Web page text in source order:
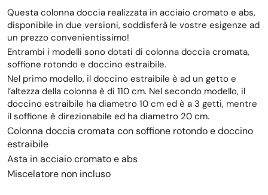
Questa colonna doccia realizzata in acciaio cromato e abs,
disponibile in due versioni, soddisferà le vostre esigenze ad
un prezzo convenientissimo!
Entrambi i modelli sono dotati di colonna doccia cromata,
soffione rotondo e doccino estraibile.
Nel primo modello, il doccino estraibile è ad un getto e
l’altezza della colonna è di 110 cm. Nel secondo modello, il
doccino estraibile ha diametro 10 cm ed è a 3 getti, mentre
il soffione è direzionabile ed ha diametro 20 cm.
Colonna doccia cromata con soffione rotondo e doccino
estraibile
Asta in acciaio cromato e abs
Miscelatore non incluso